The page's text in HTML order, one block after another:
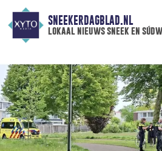
SNEEKERDAGBLAD.NL
lokaal nieuws sneek en